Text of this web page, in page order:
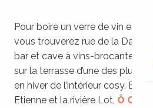
Pour boire un verre de vin et
vous trouverez rue de la
bar et cave à vins-brocante. En
sur la terrasse d’une des plus
en hiver de l’intérieur cosy.
Etienne et la rivière Lot, Ô Clos